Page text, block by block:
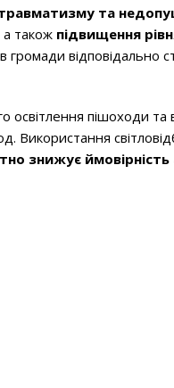
та
а також підвищення
відповідально
пішоходи
знижує